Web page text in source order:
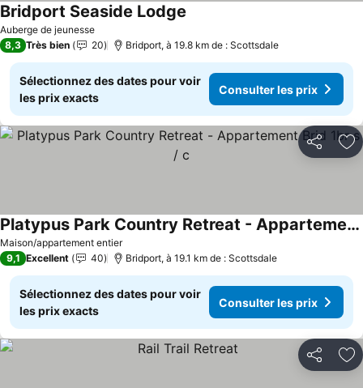
Auberge de jeunesse
Bridport Seaside Lodge
8,3 Très bien 20 Bridport, à 19.8 km de : Scottsdale
Sélectionnez des dates pour voir
les prix exacts
Consulter les prix
Partager
Maison/appartement entier
Platypus Park Country Retreat - Appartement Brid 1br s / c
Consulter les prix
9,1 Excellent 40 Bridport, à 19.1 km de : Scottsdale
Sélectionnez des dates pour voir
les prix exacts
Consulter les prix
Partager